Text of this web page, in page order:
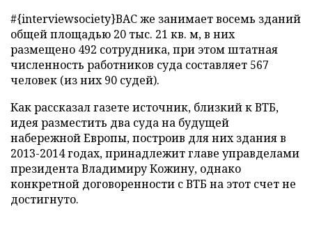
#{interviewsociety}ВАС же занимает восемь зданий
общей площадью 20 тыс. 21 кв. м, в них
размещено 492 сотрудника, при этом штатная
численность работников суда составляет 567
человек (из них 90 судей).
Как рассказал газете источник, близкий к ВТБ,
идея разместить два суда на будущей
набережной Европы, построив для них здания в
2013-2014 годах, принадлежит главе управделами
президента Владимиру Кожину, однако
конкретной договоренности с ВТБ на этот счет не
достигнуто.